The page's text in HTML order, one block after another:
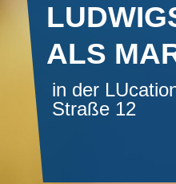
ALS
in der
Straße 12